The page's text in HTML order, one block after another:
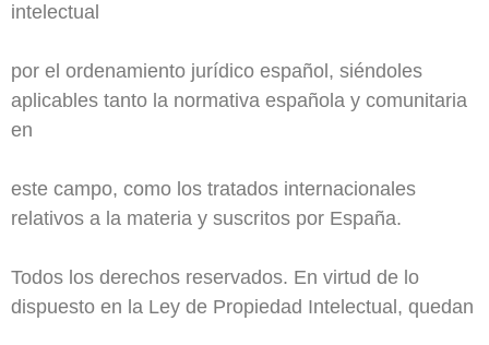
intelectual
por el ordenamiento jurídico español, siéndoles
aplicables tanto la normativa española y comunitaria
en
este campo, como los tratados internacionales
relativos a la materia y suscritos por España.
Todos los derechos reservados. En virtud de lo
dispuesto en la Ley de Propiedad Intelectual, quedan